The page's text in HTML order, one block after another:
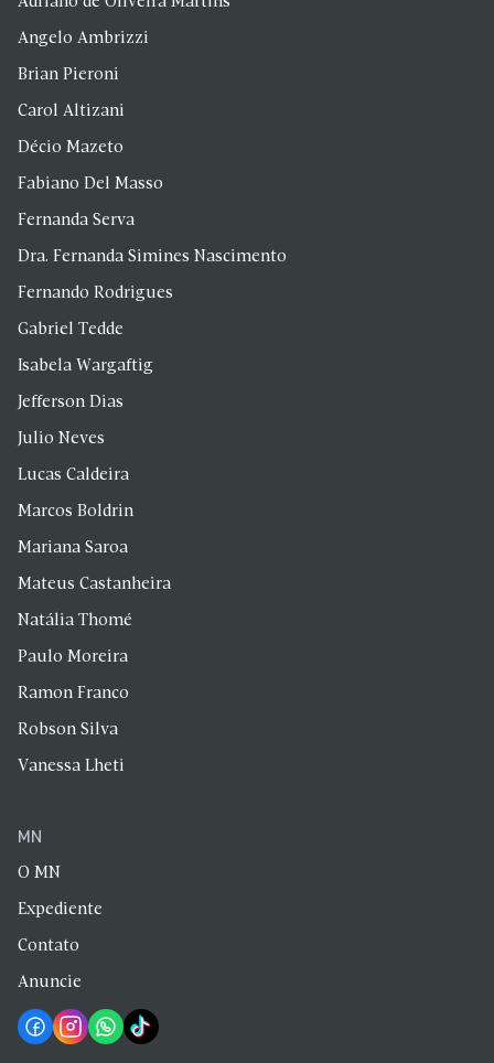
Angelo Ambrizzi
Brian Pieroni
Carol Altizani
Décio Mazeto
Fabiano Del Masso
Fernanda Serva
Dra. Fernanda Simines Nascimento
Fernando Rodrigues
Gabriel Tedde
Isabela Wargaftig
Jefferson Dias
Julio Neves
Lucas Caldeira
Marcos Boldrin
Mariana Saroa
Mateus Castanheira
Natália Thomé
Paulo Moreira
Ramon Franco
Robson Silva
Vanessa Lheti
MN
O MN
Expediente
Contato
Anuncie